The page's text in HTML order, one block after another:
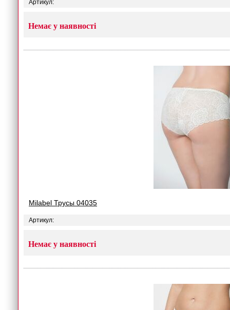
Артикул:
Немає у наявності
Milabel Трусы 04035
Артикул:
Немає у наявності